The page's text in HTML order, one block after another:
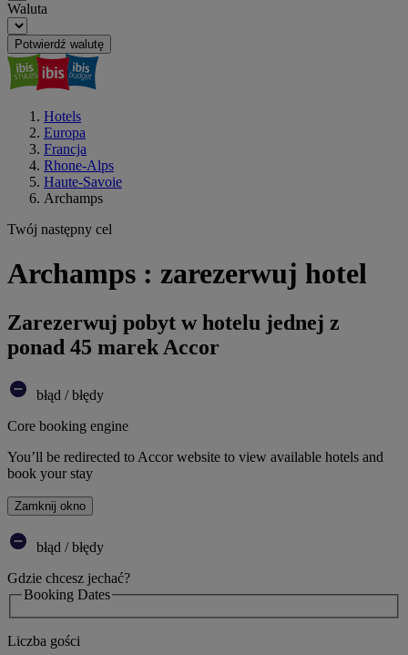
Waluta
Potwierdź walutę
Hotels
Europa
Francja
Rhone-Alps
Haute-Savoie
Archamps
Twój następny cel
Archamps : zarezerwuj hotel
Zarezerwuj pobyt w hotelu jednej z
ponad 45 marek Accor
błąd / błędy
Core booking engine
You’ll be redirected to Accor website to view available hotels and
book your stay
Zamknij okno
błąd / błędy
Gdzie chcesz jechać?
Booking Dates
Liczba gości